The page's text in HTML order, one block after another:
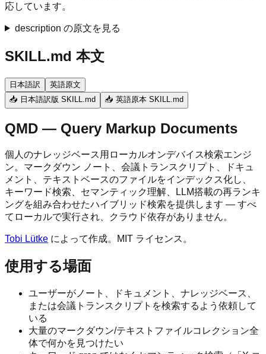
応しています。
description の原文を見る
SKILL.md 本文
日本語訳
英語原文
📥 日本語訳版 SKILL.md
📥 英語原本 SKILL.md
QMD — Query Markup Documents
個人のナレッジベース用ローカルオンデバイス検索エンジ
ン。マークダウン ノート、会議トランスクリプト、ドキュ
メント、テキストベースのファイルをインデックス化し、
キーワード検索、セマンティック理解、LLM搭載の再ランキ
ングを組み合わせたハイブリッド検索を提供します — すべ
てローカルで実行され、クラウド依存がありません。
Tobi Lütke によって作成。MIT ライセンス。
使用する場面
ユーザーがノート、ドキュメント、ナレッジベース、
または会議トランスクリプトを検索するよう依頼して
いる
大量のマークダウン/テキストファイルコレクション全
体で何かを見つけたい